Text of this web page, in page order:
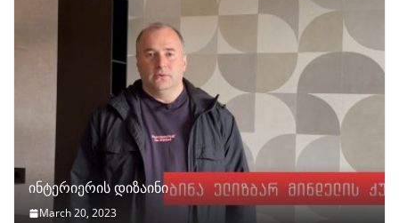
ინტერიერის დიზაინი
March 20, 2023